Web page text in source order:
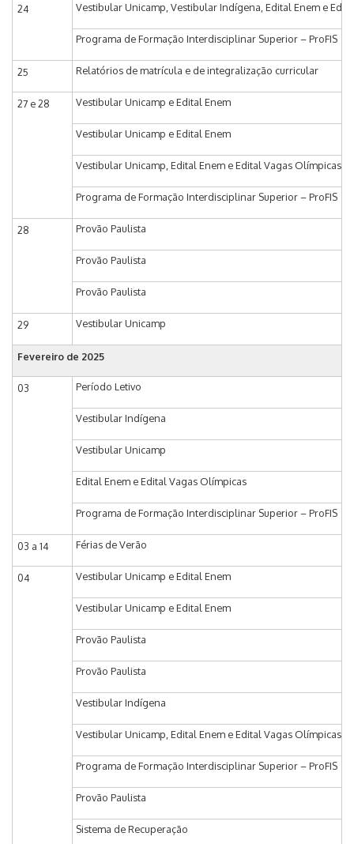
24 Vestibular Unicamp, Vestibular Indígena, Edital Enem e
Programa de Formação Interdisciplinar Superior – ProFIS
25 Relatórios de matrícula e de integralização curricular
27 e 28 Vestibular Unicamp e Edital Enem
Vestibular Unicamp e Edital Enem
Vestibular Unicamp, Edital Enem e Edital Vagas Olímpicas
Programa de Formação Interdisciplinar Superior – ProFIS
28 Provão Paulista
Provão Paulista
Provão Paulista
29 Vestibular Unicamp
Fevereiro de 2025
03 Período Letivo
Vestibular Indígena
Vestibular Unicamp
Edital Enem e Edital Vagas Olímpicas
Programa de Formação Interdisciplinar Superior – ProFIS
03 a 14 Férias de Verão
04 Vestibular Unicamp e Edital Enem
Vestibular Unicamp e Edital Enem
Provão Paulista
Provão Paulista
Vestibular Indígena
Vestibular Unicamp, Edital Enem e Edital Vagas Olímpicas
Programa de Formação Interdisciplinar Superior – ProFIS
Provão Paulista
Sistema de Recuperação